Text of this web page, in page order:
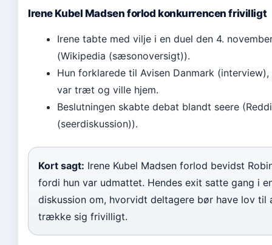
Irene Kubel Madsen forlod konkurrencen frivilligt
Irene tabte med vilje i en duel den 4.
(Wikipedia (sæsonoversigt)).
Hun forklarede til Avisen Danmark (interview),
var træt og ville hjem.
Beslutningen skabte debat blandt seere
(seerdiskussion)).
Kort sagt: Irene Kubel Madsen forlod bevidst
fordi hun var udmattet. Hendes exit satte gang i
diskussion om, hvorvidt deltagere bør have lov til
trække sig frivilligt.